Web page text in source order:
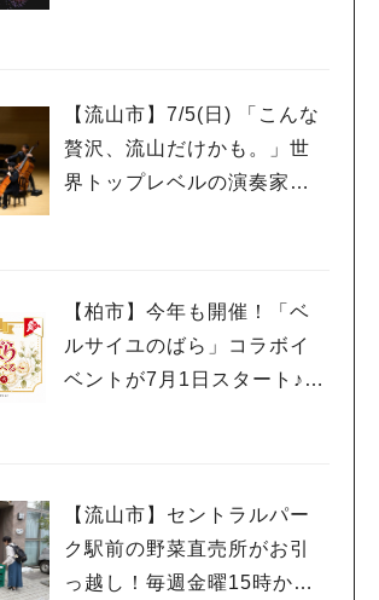
【流山市】7/5(日) 「こんな
贅沢、流山だけかも。」世
界トップレベルの演奏家を
【柏市】今年も開催！「ベ
ルサイユのばら」コラボイ
ベントが7月1日スタート♪柏
【流山市】セントラルパー
ク駅前の野菜直売所がお引
っ越し！毎週金曜15時から